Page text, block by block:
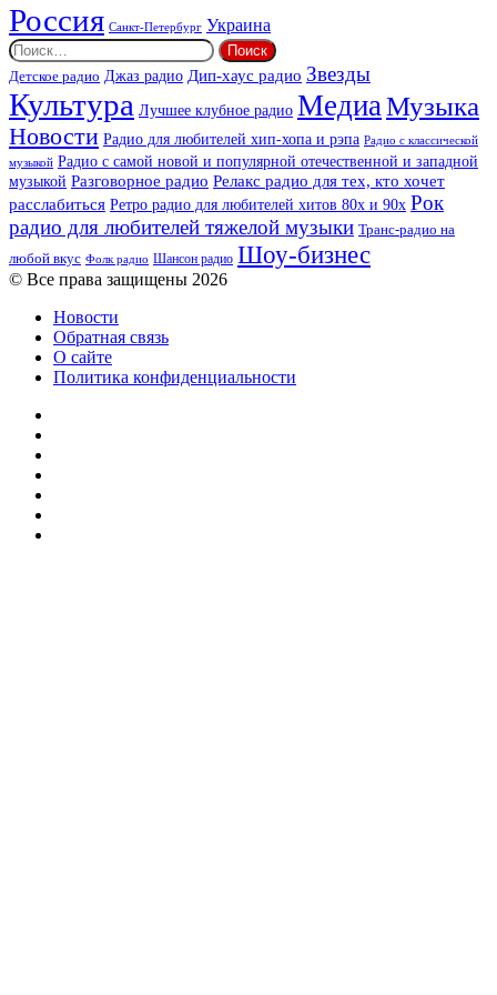
Россия Санкт-Петербург Украина
Найти:
Детское радио Джаз радио Дип-хаус радио Звезды
Культура Лучшее клубное радио МедиаМузыка
Новости Радио для любителей хип-хопа и рэпа Радио с классической
музыкой Радио с самой новой и популярной отечественной и западной
музыкой Разговорное радио Релакс радио для тех, кто хочет
расслабиться Ретро радио для любителей хитов 80х и 90х Рок
радио для любителей тяжелой музыки Транс-радио на
любой вкус Фолк радио Шансон радио Шоу-бизнес
© Все права защищены 2026
Новости
Обратная связь
О сайте
Политика конфиденциальности